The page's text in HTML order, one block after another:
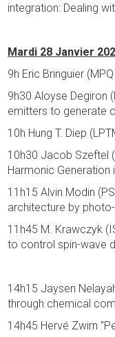
integration: Dealing
Mardi 28 Janvier
9h Eric Bringuier
9h30 Aloyse Degiron
emitters to generate
10h Hung T. Diep
10h30 Jacob Szeftel
Harmonic
11h15 Alvin Modin
architecture by
11h45 M. Krawczyk
to control spin-wave
14h15 Jaysen
through chemical
14h45 Hervé Zwirn